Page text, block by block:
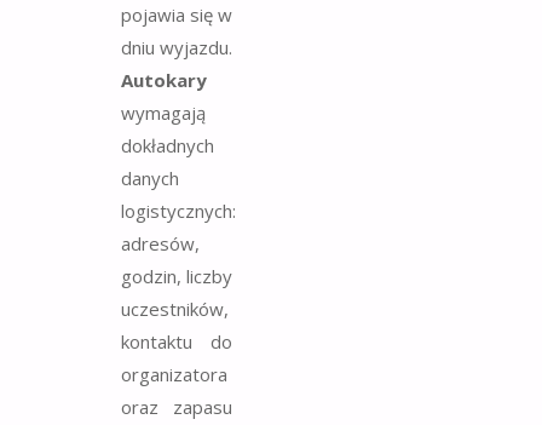
pojawia się w
dniu wyjazdu.
Autokary
wymagają
dokładnych
danych
logistycznych:
adresów,
godzin, liczby
uczestników,
kontaktu do
organizatora
oraz zapasu